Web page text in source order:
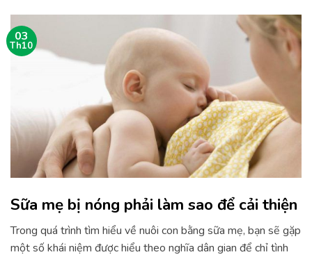
03
Th10
Sữa mẹ bị nóng phải làm sao để cải thiện
Trong quá trình tìm hiểu về nuôi con bằng sữa mẹ, bạn sẽ gặp
một số khái niệm được hiểu theo nghĩa dân gian để chỉ tình